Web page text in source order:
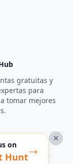
on
Hunt
✕
gratuitas y
para
tomar mejores
reservados.